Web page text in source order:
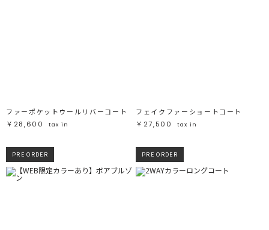
ファーポケットウールリバーコート
￥28,600
tax in
フェイクファーショートコート
￥27,500
tax in
PRE ORDER PRE ORDER